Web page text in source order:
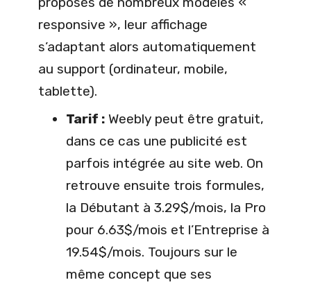
responsive », leur affichage
s’adaptant alors automatiquement
au support (ordinateur, mobile,
tablette).
Tarif : Weebly peut être gratuit,
dans ce cas une publicité est
parfois intégrée au site web. On
retrouve ensuite trois formules,
la Débutant à 3.29$/mois, la Pro
pour 6.63$/mois et l’Entreprise à
19.54$/mois. Toujours sur le
même concept que ses